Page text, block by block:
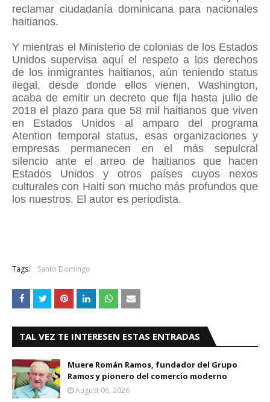
reclamar ciudadanía dominicana para nacionales
haitianos.
Y mientras el Ministerio de colonias de los Estados
Unidos supervisa aquí el respeto a los derechos
de los inmigrantes haitianos, aún teniendo status
ilegal, desde donde ellos vienen, Washington,
acaba de emitir un decreto que fija hasta julio de
2018 el plazo para que 58 mil haitianos que viven
en Estados Unidos al amparo del programa
Atention temporal status, esas organizaciones y
empresas permanecen en el más sepulcral
silencio ante el arreo de haitianos que hacen
Estados Unidos y otros países cuyos nexos
culturales con Haití son mucho más profundos que
los nuestros. El autor es periodista.
Tags: Santo Domingo
TAL VEZ TE INTERESEN ESTAS ENTRADAS
Muere Román Ramos, fundador del Grupo
Ramos y pionero del comercio moderno
August 06, 2026